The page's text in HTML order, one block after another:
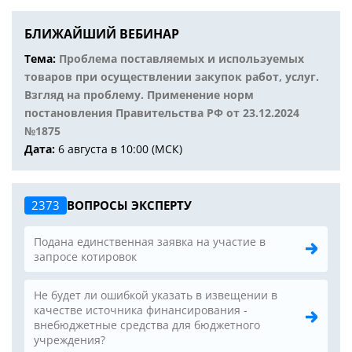
БЛИЖАЙШИЙ ВЕБИНАР
Тема: Проблема поставляемых и используемых
товаров при осуществлении закупок работ, услуг.
Взгляд на проблему. Применение норм
постановления Правительства РФ от 23.12.2024
№1875
Дата: 6 августа в 10:00 (МСК)
2373 ВОПРОСЫ ЭКСПЕРТУ
Подана единственная заявка на участие в
запросе котировок
Не будет ли ошибкой указать в извещении в
качестве источника финансирования -
внебюджетные средства для бюджетного
учреждения?